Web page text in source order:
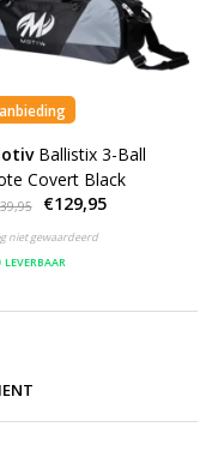
Ballistix 3-Ball
Covert Black
€129,95
niet gewaardeerd
LEVERBAAR